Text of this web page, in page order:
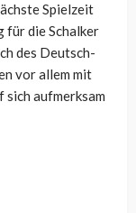
Spielzeit
für die Schalker
des Deutsch-
vor allem mit
sich aufmerksam